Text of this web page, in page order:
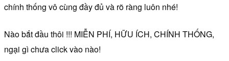
chính thống vô cùng đầy đủ và rõ ràng luôn nhé!
Nào bắt đầu thôi !!! MIỄN PHÍ, HỮU ÍCH, CHÍNH THỐNG,
ngại gì chưa click vào nào!